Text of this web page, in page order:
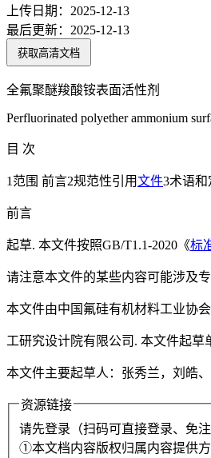
上传日期： 2025-12-13
最后更新： 2025-12-13
获取高清文档
全氟聚醚羧酸铵表面活性剂
Perfluorinated polyether ammonium
目 次
1范围 前言2规范性引用文件3术语和
前言
起草. 本文件按照GB/T1.1-2020《标
请注意本文件的某些内容可能涉及
本文件由中国氟硅有机材料工业协
工研究设计院有限公司. 本文件起
本文件主要起草人：张秀兰，刘皓
资源链接
请先登录（扫码可直接登录、免注
①本文档内容版权归属内容提供